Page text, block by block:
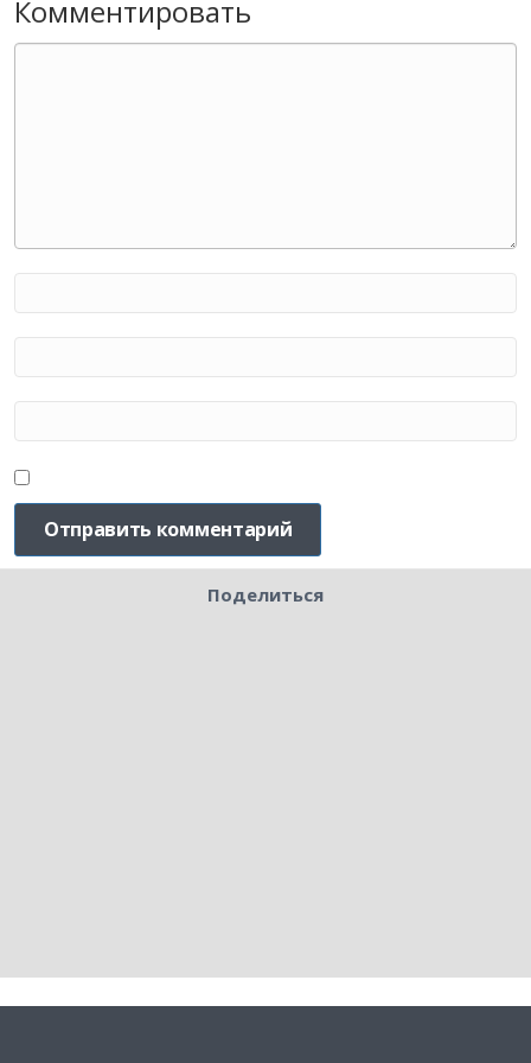
Комментировать
Поделиться